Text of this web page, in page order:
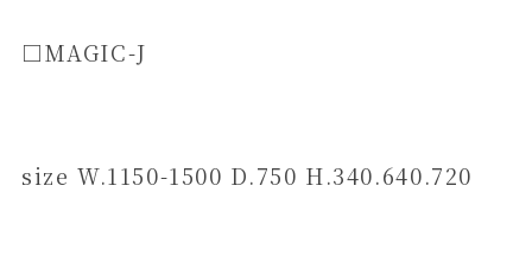
□MAGIC-J
size W.1150-1500 D.750 H.340.640.720